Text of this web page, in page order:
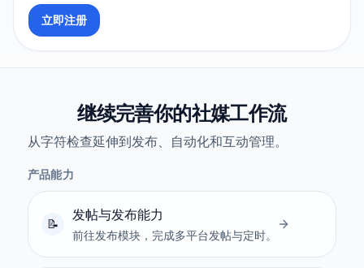
立即注册
继续完善你的社媒工作流
从字符检查延伸到发布、自动化和互动管理。
产品能力
发帖与发布能力
前往发布模块，完成多平台发帖与定时。